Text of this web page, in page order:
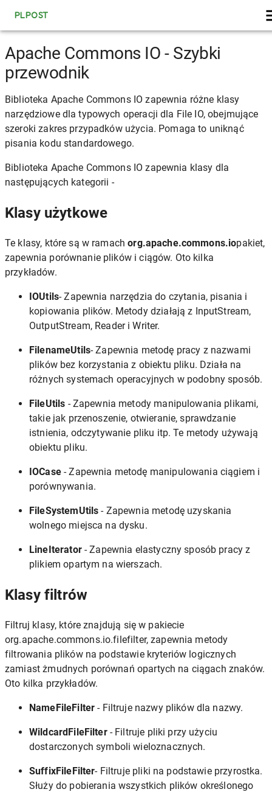
PLPOST
Apache Commons IO - Szybki
przewodnik
Biblioteka Apache Commons IO zapewnia różne klasy
narzędziowe dla typowych operacji dla File IO, obejmujące
szeroki zakres przypadków użycia. Pomaga to uniknąć
pisania kodu standardowego.
Biblioteka Apache Commons IO zapewnia klasy dla
następujących kategorii -
Klasy użytkowe
Te klasy, które są w ramachorg.apache.commons.iopakiet,
zapewnia porównanie plików i ciągów. Oto kilka
przykładów.
IOUtils- Zapewnia narzędzia do czytania, pisania i
kopiowania plików. Metody działają z InputStream,
OutputStream, Reader i Writer.
FilenameUtils- Zapewnia metodę pracy z nazwami
plików bez korzystania z obiektu pliku. Działa na
różnych systemach operacyjnych w podobny sposób.
FileUtils - Zapewnia metody manipulowania plikami,
takie jak przenoszenie, otwieranie, sprawdzanie
istnienia, odczytywanie pliku itp. Te metody używają
obiektu pliku.
IOCase- Zapewnia metodę manipulowania ciągiem i
porównywania.
FileSystemUtils - Zapewnia metodę uzyskania
wolnego miejsca na dysku.
LineIterator- Zapewnia elastyczny sposób pracy z
plikiem opartym na wierszach.
Klasy filtrów
Filtruj klasy, które znajdują się w pakiecie
org.apache.commons.io.filefilter, zapewnia metody
filtrowania plików na podstawie kryteriów logicznych
zamiast żmudnych porównań opartych na ciągach znaków.
Oto kilka przykładów.
NameFileFilter - Filtruje nazwy plików dla nazwy.
WildcardFileFilter- Filtruje pliki przy użyciu
dostarczonych symboli wieloznacznych.
SuffixFileFilter- Filtruje pliki na podstawie przyrostka.
Służy do pobierania wszystkich plików określonego